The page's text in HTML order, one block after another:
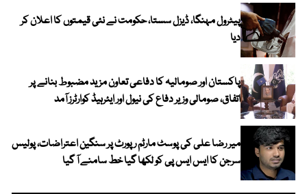
پیٹرول مہنگا، ڈیزل سستا، حکومت نے نئی قیمتوں کا اعلان کر
دیا
پاکستان اور صومالیہ کا دفاعی تعاون مزید مضبوط بنانے پر
اتفاق، صومالی وزیر دفاع کی نیول اور ایئرہیڈ کوارٹرز آمد
میر رضا علی کی پوسٹ مارٹم رپورٹ پر سنگین اعتراضات، پولیس
سرجن کا ایس ایس پی کو لکھا گیا خط سامنے آ گیا